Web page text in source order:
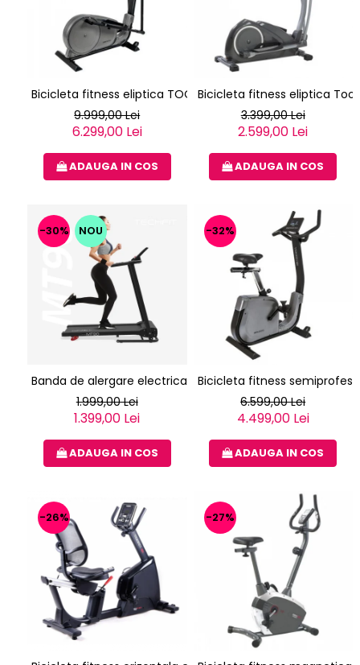
Bicicleta fitness eliptica TOORX ERX-3000
9.999,00 Lei
6.299,00 Lei
ADAUGA IN COS
Bicicleta fitness eliptica
3.399,00 Lei
2.599,00 Lei
ADAUGA IN COS
-30% NOU
Banda de alergare electrica Techfit nou MT90N
1.999,00 Lei
1.399,00 Lei
ADAUGA IN COS
-32%
Bicicleta fitness
6.599,00 Lei
4.499,00 Lei
ADAUGA IN COS
-26% -27%